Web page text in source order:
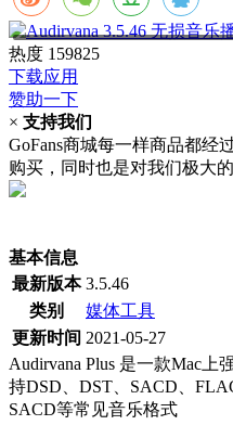
热度 159825
下载应用
赞助一下
× 支持我们
GoFans商城每一样商品都经
购买，同时也是对我们极大的
基本信息
最新版本 3.5.46
类别
媒体工具
更新时间 2021-05-27
Audirvana Plus 是一款Mac
持DSD、DST、SACD、
SACD等常见音乐格式